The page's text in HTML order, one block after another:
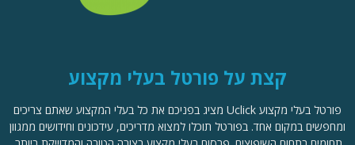
קצת על פורטל בעלי מקצוע
פורטל בעלי מקצוע Uclick מציג בפניכם את כל בעלי המקצוע שאתם צריכים
ומחפשים במקום אחד. בפורטל תוכלו למצוא מדריכים, עידכונים וחידושים ממגוון